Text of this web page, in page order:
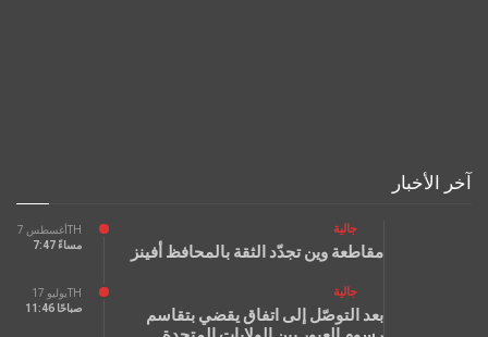
آخر الأخبار
أغسطس 7TH
7:47 مساءً
جالية
مقاطعة وين تجدّد الثقة بالمحافظ أفينز
يوليو 17TH
11:46 صباحًا
جالية
بعد التوصّل إلى اتفاق يقضي بتقاسم